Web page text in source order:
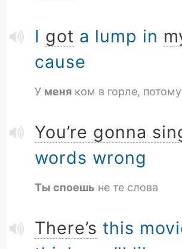
I got a lump in
cause
У меняком в горле, потому
You’re gonna
words wrong
Ты споешь не те слова
There’s this